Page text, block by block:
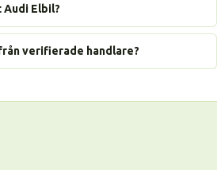
Elbil?
verifierade handlare?